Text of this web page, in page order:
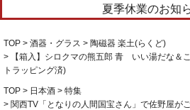
夏季休業のお知
TOP 酒器・グラス
陶磁器 楽土(らくど)
【箱入】シロクマの熊五郎 青 いい湯だな
トラッピング済)
TOP 日本酒
特集
関西TV「となりの人間国宝さん」で佐野屋が